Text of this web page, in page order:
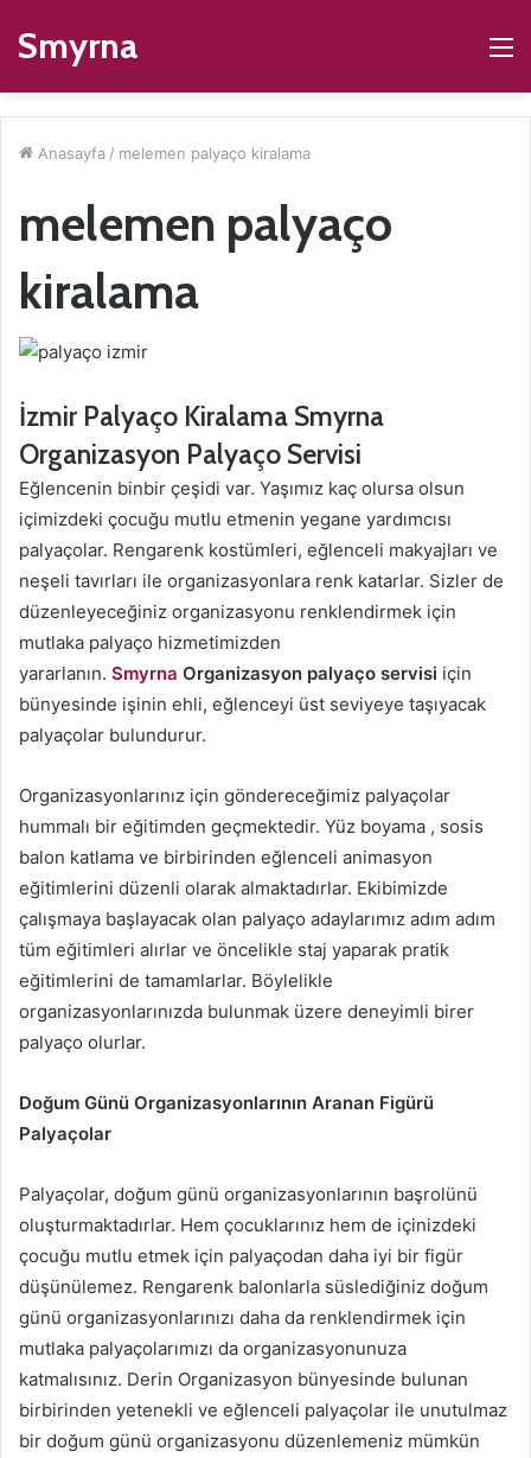
Smyrna
Anasayfa / melemen palyaço kiralama
melemen palyaço
kiralama
İzmir Palyaço Kiralama Smyrna
Organizasyon Palyaço Servisi
Eğlencenin binbir çeşidi var. Yaşımız kaç olursa olsun
içimizdeki çocuğu mutlu etmenin yegane yardımcısı
palyaçolar. Rengarenk kostümleri, eğlenceli makyajları ve
neşeli tavırları ile organizasyonlara renk katarlar. Sizler de
düzenleyeceğiniz organizasyonu renklendirmek için
mutlaka palyaço hizmetimizden
yararlanın. Smyrna Organizasyon palyaço servisi için
bünyesinde işinin ehli, eğlenceyi üst seviyeye taşıyacak
palyaçolar bulundurur.
Organizasyonlarınız için göndereceğimiz palyaçolar
hummalı bir eğitimden geçmektedir. Yüz boyama , sosis
balon katlama ve birbirinden eğlenceli animasyon
eğitimlerini düzenli olarak almaktadırlar. Ekibimizde
çalışmaya başlayacak olan palyaço adaylarımız adım adım
tüm eğitimleri alırlar ve öncelikle staj yaparak pratik
eğitimlerini de tamamlarlar. Böylelikle
organizasyonlarınızda bulunmak üzere deneyimli birer
palyaço olurlar.
Doğum Günü Organizasyonlarının Aranan Figürü
Palyaçolar
Palyaçolar, doğum günü organizasyonlarının başrolünü
oluşturmaktadırlar. Hem çocuklarınız hem de içinizdeki
çocuğu mutlu etmek için palyaçodan daha iyi bir figür
düşünülemez. Rengarenk balonlarla süslediğiniz doğum
günü organizasyonlarınızı daha da renklendirmek için
mutlaka palyaçolarımızı da organizasyonunuza
katmalısınız. Derin Organizasyon bünyesinde bulunan
birbirinden yetenekli ve eğlenceli palyaçolar ile unutulmaz
bir doğum günü organizasyonu düzenlemeniz mümkün